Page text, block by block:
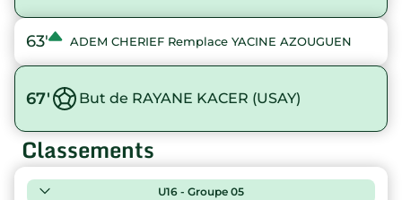
63' ADEM CHERIEF Remplace YACINE AZOUGUEN
67' But de RAYANE KACER (USAY)
Classements
U16 - Groupe 05